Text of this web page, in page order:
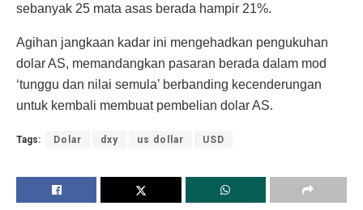
sebanyak 25 mata asas berada hampir 21%.
Agihan jangkaan kadar ini mengehadkan pengukuhan
dolar AS, memandangkan pasaran berada dalam mod
‘tunggu dan nilai semula’ berbanding kecenderungan
untuk kembali membuat pembelian dolar AS.
Tags: Dolar dxy us dollar USD